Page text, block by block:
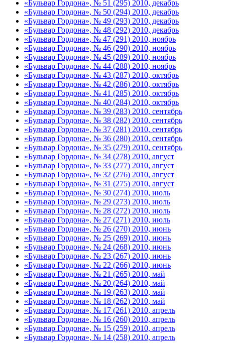
«Бульвар Гордона», № 51 (295) 2010, декабрь
«Бульвар Гордона», № 50 (294) 2010, декабрь
«Бульвар Гордона», № 49 (293) 2010, декабрь
«Бульвар Гордона», № 48 (292) 2010, декабрь
«Бульвар Гордона», № 47 (291) 2010, ноябрь
«Бульвар Гордона», № 46 (290) 2010, ноябрь
«Бульвар Гордона», № 45 (289) 2010, ноябрь
«Бульвар Гордона», № 44 (288) 2010, ноябрь
«Бульвар Гордона», № 43 (287) 2010, октябрь
«Бульвар Гордона», № 42 (286) 2010, октябрь
«Бульвар Гордона», № 41 (285) 2010, октябрь
«Бульвар Гордона», № 40 (284) 2010, октябрь
«Бульвар Гордона», № 39 (283) 2010, сентябрь
«Бульвар Гордона», № 38 (282) 2010, сентябрь
«Бульвар Гордона», № 37 (281) 2010, сентябрь
«Бульвар Гордона», № 36 (280) 2010, сентябрь
«Бульвар Гордона», № 35 (279) 2010, сентябрь
«Бульвар Гордона», № 34 (278) 2010, август
«Бульвар Гордона», № 33 (277) 2010, август
«Бульвар Гордона», № 32 (276) 2010, август
«Бульвар Гордона», № 31 (275) 2010, август
«Бульвар Гордона», № 30 (274) 2010, июль
«Бульвар Гордона», № 29 (273) 2010, июль
«Бульвар Гордона», № 28 (272) 2010, июль
«Бульвар Гордона», № 27 (271) 2010, июль
«Бульвар Гордона», № 26 (270) 2010, июнь
«Бульвар Гордона», № 25 (269) 2010, июнь
«Бульвар Гордона», № 24 (268) 2010, июнь
«Бульвар Гордона», № 23 (267) 2010, июнь
«Бульвар Гордона», № 22 (266) 2010, июнь
«Бульвар Гордона», № 21 (265) 2010, май
«Бульвар Гордона», № 20 (264) 2010, май
«Бульвар Гордона», № 19 (263) 2010, май
«Бульвар Гордона», № 18 (262) 2010, май
«Бульвар Гордона», № 17 (261) 2010, апрель
«Бульвар Гордона», № 16 (260) 2010, апрель
«Бульвар Гордона», № 15 (259) 2010, апрель
«Бульвар Гордона», № 14 (258) 2010, апрель